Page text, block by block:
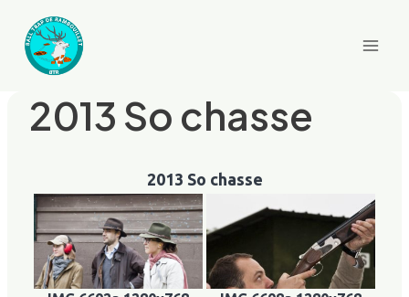
contenu
2013 So chasse
2013 So chasse